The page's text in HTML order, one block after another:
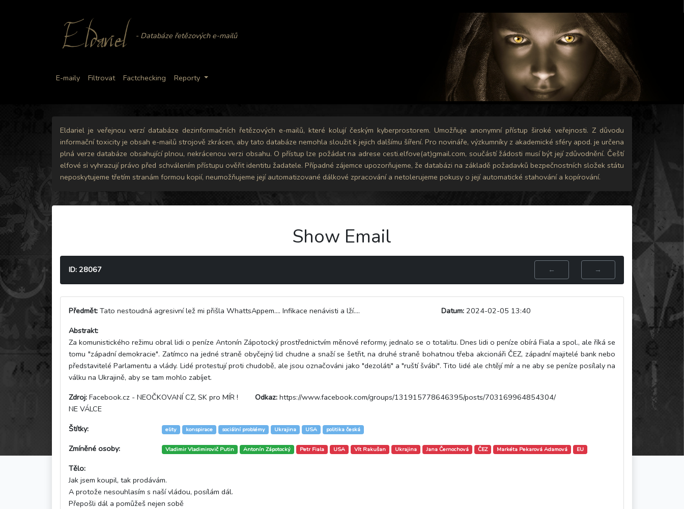
Eldariel - Databáze řetězových e-mailů
E-maily Filtrovat Factchecking Reporty
Eldariel je veřejnou verzí databáze dezinformačních řetězových e-mailů, které kolují českým kyberprostorem. Umožňuje anonymní přístup široké veřejnosti. Z důvodu
informační toxicity je obsah e-mailů strojově zkrácen, aby tato databáze nemohla sloužit k jejich dalšímu šíření. Pro novináře, výzkumníky z akademické sféry apod. je určena
plná verze databáze obsahující plnou, nekrácenou verzi obsahu. O přístup lze požádat na adrese cesti.elfove(at)gmail.com, součástí žádosti musí být její zdůvodnění. Čeští
elfové si vyhrazují právo před schválením přístupu ověřit identitu žadatele. Případné zájemce upozorňujeme, že databázi na základě požadavků bezpečnostních složek státu
neposkytujeme třetím stranám formou kopií, neumožňujeme její automatizované dálkové zpracování a netolerujeme pokusy o její automatické stahování a kopírování.
Show Email
ID: 28067 ← →
Předmět: Tato nestoudná agresivní lež mi přišla WhattsAppem.... Infikace nenávisti a lží.... Datum: 2024-02-05 13:40
Abstrakt:
Za komunistického režimu obral lidi o peníze Antonín Zápotocký prostřednictvím měnové reformy, jednalo se o totalitu. Dnes lidi o peníze obírá Fiala a spol., ale říká se
tomu "západní demokracie". Zatímco na jedné straně obyčejný lid chudne a snaží se šetřit, na druhé straně bohatnou třeba akcionáři ČEZ, západní majitelé bank nebo
představitelé Parlamentu a vlády. Lidé protestují proti chudobě, ale jsou označováni jako "dezoláti" a "ruští švábi". Tito lidé ale chtějí mír a ne aby se peníze posílaly na
válku na Ukrajině, aby se tam mohlo zabíjet.
Zdroj: Facebook.cz - NEOČKOVANÍ CZ, SK pro MÍR !
NE VÁLCE
Odkaz: https://www.facebook.com/groups/131915778646395/posts/703169964854304/
Štítky: elity konspirace sociální problémy Ukrajina USA politika česká
Zmíněné osoby: Vladimir Vladimirovič Putin Antonín Zápotocký Petr Fiala USA Vít Rakušan Ukrajina Jana Černochová ČEZ Markéta Pekarová Adamová EU
Tělo:
Jak jsem koupil, tak prodávám.
A protože nesouhlasím s naší vládou, posílám dál.
Přepošli dál a pomůžeš nejen sobě